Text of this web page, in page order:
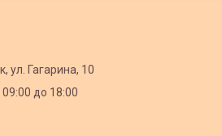
ул. Гагарина, 10
до 18:00